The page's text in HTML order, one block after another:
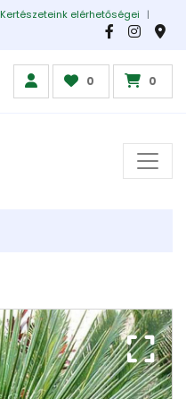
Kertészeteink elérhetőségei |
0 0